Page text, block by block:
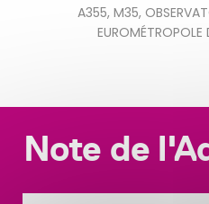
A355, M35,
EUROMÉTROPOLE
Note de